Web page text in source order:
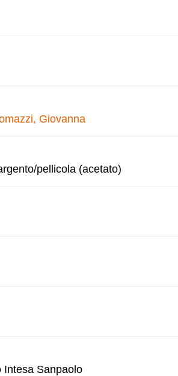
Giovanna
pellicola (acetato)
Intesa Sanpaolo